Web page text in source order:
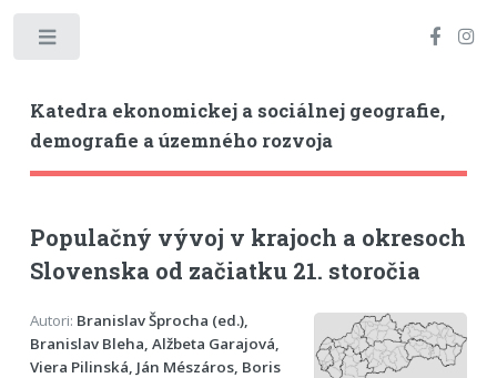
Katedra ekonomickej a sociálnej geografie,
demografie a územného rozvoja
Populačný vývoj v krajoch a okresoch
Slovenska od začiatku 21. storočia
Autori: Branislav Šprocha (ed.),
Branislav Bleha, Alžbeta Garajová,
Viera Pilinská, Ján Mészáros, Boris